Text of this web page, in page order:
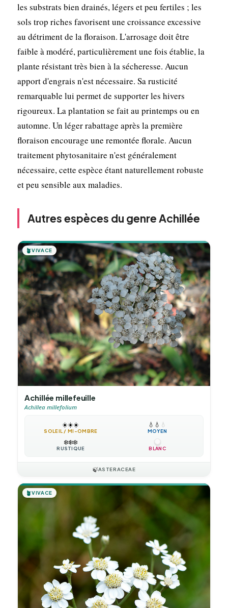
les substrats bien drainés, légers et peu fertiles ; les
sols trop riches favorisent une croissance excessive
au détriment de la floraison. L'arrosage doit être
faible à modéré, particulièrement une fois établie, la
plante résistant très bien à la sécheresse. Aucun
apport d'engrais n'est nécessaire. Sa rusticité
remarquable lui permet de supporter les hivers
rigoureux. La plantation se fait au printemps ou en
automne. Un léger rabattage après la première
floraison encourage une remontée florale. Aucun
traitement phytosanitaire n'est généralement
nécessaire, cette espèce étant naturellement robuste
et peu sensible aux maladies.
Autres espèces du genre Achillée
🪴VIVACE
Achillée millefeuille
Achillea millefolium
☀️☀️☀️
SOLEIL / MI-OMBRE
💧 💧 💧
MOYEN
❄️❄️❄️
RUSTIQUE BLANC
🍃ASTERACEAE
🪴VIVACE